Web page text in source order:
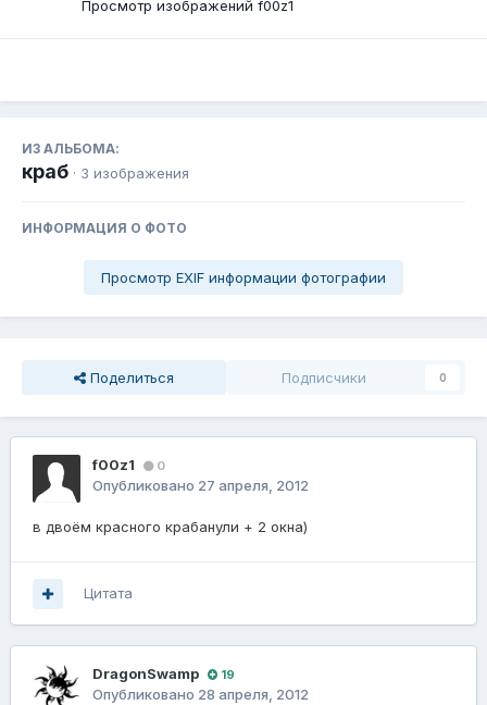
Просмотр изображений f00z1
ИЗ АЛЬБОМА:
краб · 3 изображения
ИНФОРМАЦИЯ О ФОТО
Просмотр EXIF информации фотографии
Поделиться Подписчики 0
f00z1 0
Опубликовано 27 апреля, 2012
в двоём красного крабанули + 2 окна)
Цитата
DragonSwamp 19
Опубликовано 28 апреля, 2012